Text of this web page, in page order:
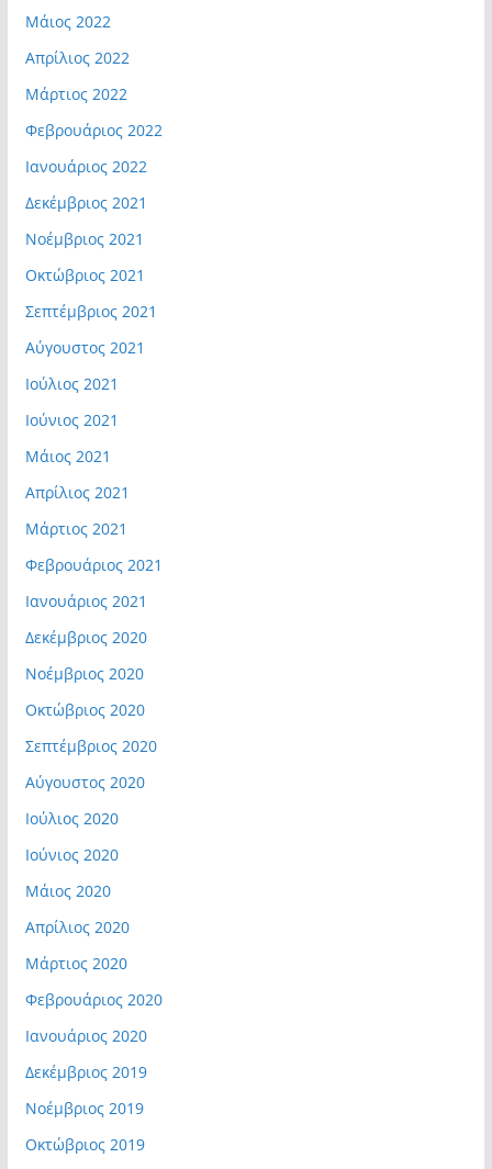
Μάιος 2022
Απρίλιος 2022
Μάρτιος 2022
Φεβρουάριος 2022
Ιανουάριος 2022
Δεκέμβριος 2021
Νοέμβριος 2021
Οκτώβριος 2021
Σεπτέμβριος 2021
Αύγουστος 2021
Ιούλιος 2021
Ιούνιος 2021
Μάιος 2021
Απρίλιος 2021
Μάρτιος 2021
Φεβρουάριος 2021
Ιανουάριος 2021
Δεκέμβριος 2020
Νοέμβριος 2020
Οκτώβριος 2020
Σεπτέμβριος 2020
Αύγουστος 2020
Ιούλιος 2020
Ιούνιος 2020
Μάιος 2020
Απρίλιος 2020
Μάρτιος 2020
Φεβρουάριος 2020
Ιανουάριος 2020
Δεκέμβριος 2019
Νοέμβριος 2019
Οκτώβριος 2019